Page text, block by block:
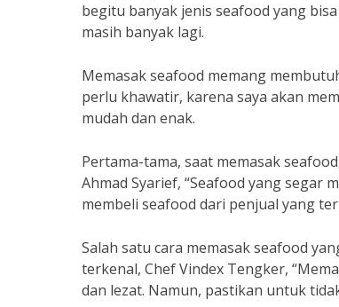
begitu banyak jenis seafood yang
masih banyak lagi.
Memasak seafood memang
perlu khawatir, karena saya akan
mudah dan enak.
Pertama-tama, saat memasak
Ahmad Syarief, “Seafood yang segar
membeli seafood dari penjual yang
Salah satu cara memasak seafood
terkenal, Chef Vindex Tengker,
dan lezat. Namun, pastikan untuk